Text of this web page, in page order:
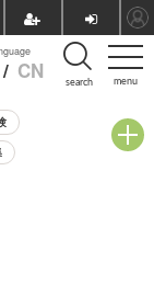
menu
/ CN search